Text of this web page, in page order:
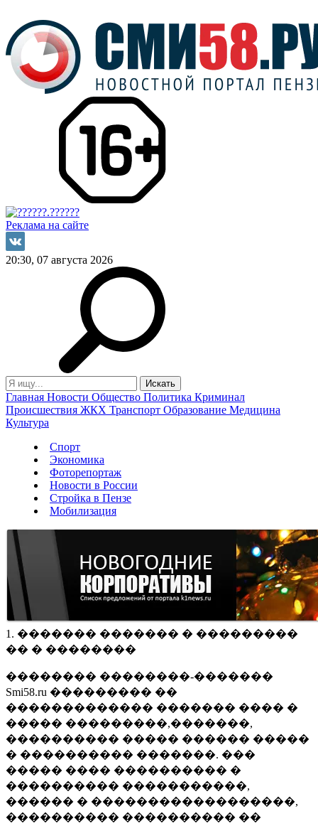
Реклама на сайте
20:30, 07 августа 2026
Главная Новости Общество Политика Криминал
Происшествия ЖКХ Транспорт Образование Медицина
Культура
Спорт
Экономика
Фоторепортаж
Новости в России
Стройка в Пензе
Мобилизация
1. ������� ������� � ���������
�� � ��������
�������� ��������-�������
Smi58.ru ��������� ��
������������� ������� ���� �
����� ���������,�������,
���������� ����� ������ �����
� ���������� �������. ���
����� ���� ���������� �
���������� �����������,
������ � ������������������,
���������� ���������� ��